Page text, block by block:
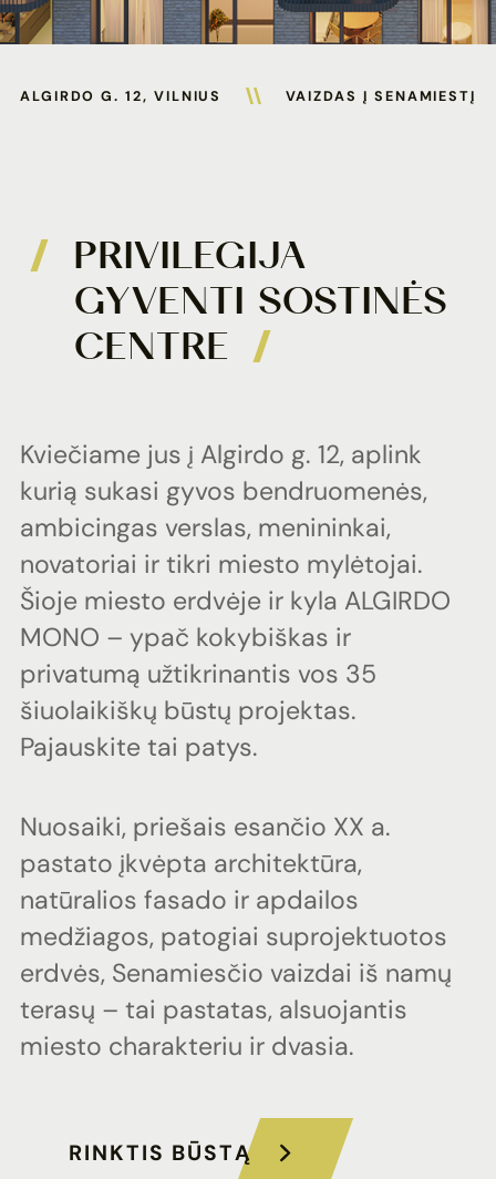
ALGIRDO G. 12, VILNIUS VAIZDAS Į SENAMIESTĮ
PRIVILEGIJA
GYVENTI SOSTINĖS
CENTRE
Kviečiame jus į Algirdo g. 12, aplink
kurią sukasi gyvos bendruomenės,
ambicingas verslas, menininkai,
novatoriai ir tikri miesto mylėtojai.
Šioje miesto erdvėje ir kyla ALGIRDO
MONO – ypač kokybiškas ir
privatumą užtikrinantis vos 35
šiuolaikiškų būstų projektas.
Pajauskite tai patys.
Nuosaiki, priešais esančio XX a.
pastato įkvėpta architektūra,
natūralios fasado ir apdailos
medžiagos, patogiai suprojektuotos
erdvės, Senamiesčio vaizdai iš namų
terasų – tai pastatas, alsuojantis
miesto charakteriu ir dvasia.
RINKTIS BŪSTĄ